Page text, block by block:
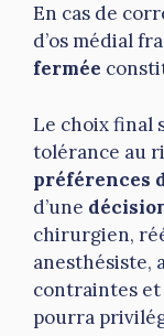
En cas de
d’os médial
fermée
Le choix final
tolérance au
préférences
d’une
chirurgien,
anesthésiste,
contraintes
pourra